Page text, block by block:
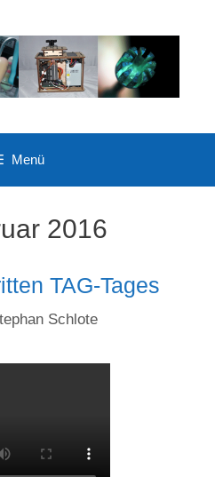
Menü
2016
TAG-Tages
Schlote